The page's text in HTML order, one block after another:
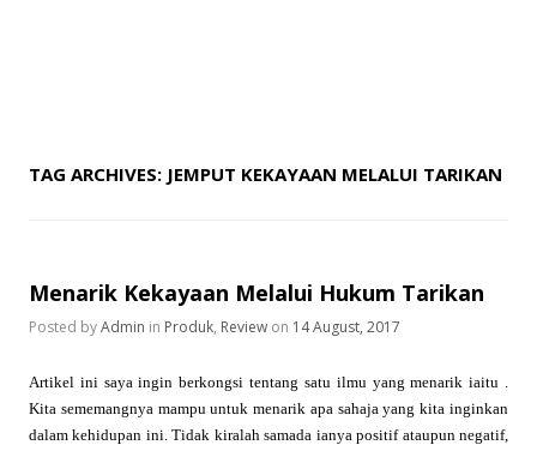
TAG ARCHIVES: JEMPUT KEKAYAAN MELALUI TARIKAN
Menarik Kekayaan Melalui Hukum Tarikan
Posted byAdmin in Produk, Review on 14 August, 2017
Artikel ini saya ingin berkongsi tentang satu ilmu yang menarik iaitu .
Kita sememangnya mampu untuk menarik apa sahaja yang kita inginkan
dalam kehidupan ini. Tidak kiralah samada ianya positif ataupun negatif,